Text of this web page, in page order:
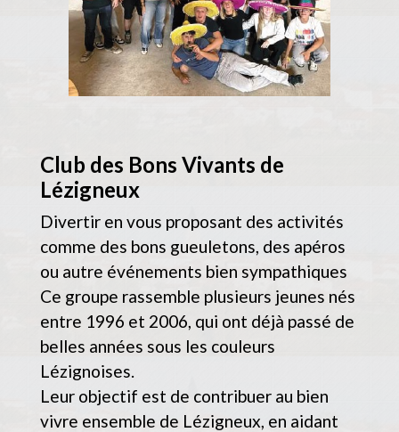
Club des Bons Vivants de
Lézigneux
Divertir en vous proposant des activités
comme des bons gueuletons, des apéros
ou autre événements bien sympathiques
Ce groupe rassemble plusieurs jeunes nés
entre 1996 et 2006, qui ont déjà passé de
belles années sous les couleurs
Lézignoises.
Leur objectif est de contribuer au bien
vivre ensemble de Lézigneux, en aidant